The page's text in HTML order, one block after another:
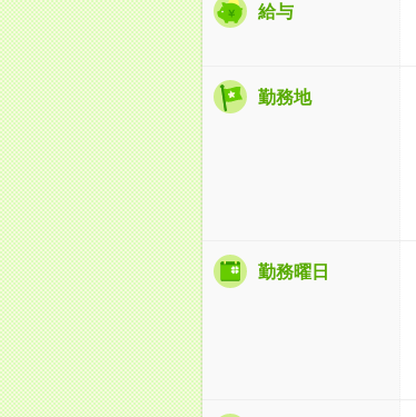
給与
勤務地
勤務曜日